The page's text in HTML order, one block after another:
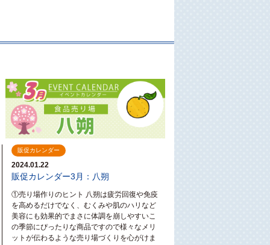
販促カレンダー
2024.01.22
販促カレンダー3月：八朔
①売り場作りのヒント 八朔は疲労回復や免疫
を高めるだけでなく、むくみや肌のハリなど
美容にも効果的でまさに体調を崩しやすいこ
の季節にぴったりな商品ですので様々なメリ
ットが伝わるような売り場づくりを心がけま